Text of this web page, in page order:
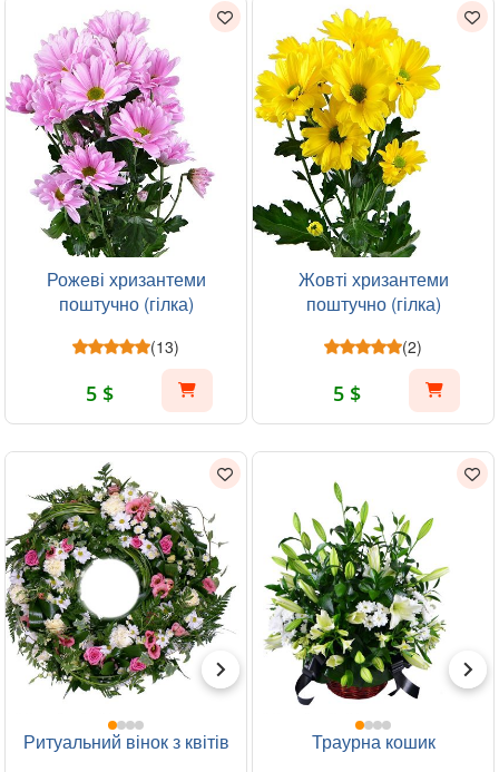
Рожеві хризантеми
поштучно (гілка)
(13)
5 $
Жовті хризантеми
поштучно (гілка)
(2)
5 $
Ритуальний вінок з квітів Траурна кошик